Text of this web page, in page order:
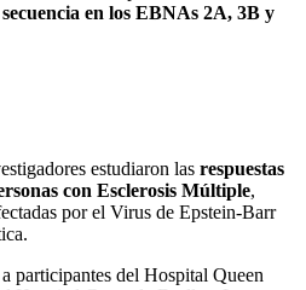
en los EBNAs 2A, 3B y
estudiaron las respuestas
con Esclerosis Múltiple,
por el Virus de Epstein-Barr
participantes del Hospital Queen